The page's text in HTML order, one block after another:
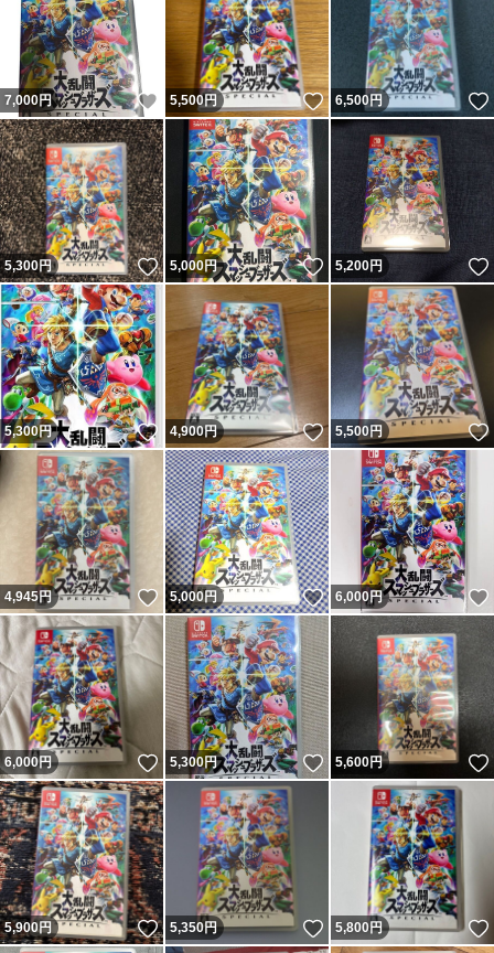
7,000円 いいね！
5,500円 いいね！
6,500円
5,300円 いいね！
5,000円 いいね！
5,200円
5,300円 いいね！
4,900円 いいね！
5,500円
4,945円 いいね！
5,000円 いいね！
6,000円
6,000円 いいね！
5,300円 いいね！
5,600円
5,900円 いいね！
5,350円 いいね！
5,800円